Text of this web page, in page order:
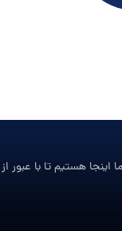
هستیم تا با عبور